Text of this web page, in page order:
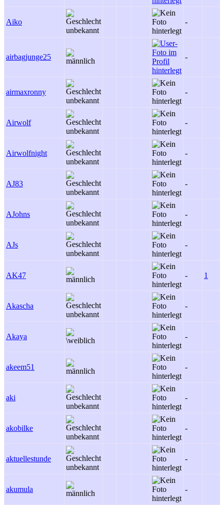
Aiko -
airbagjunge25 -
airmaxronny -
Airwolf -
Airwolfnight -
AJ83 -
AJohns -
AJs -
AK47 - 1
Akascha -
Akaya -
akeem51 -
aki -
akobilke -
aktuellestunde -
akumula -